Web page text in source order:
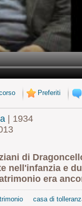
Preferiti
| 1934
di
nell'infanzia e
era
casa di